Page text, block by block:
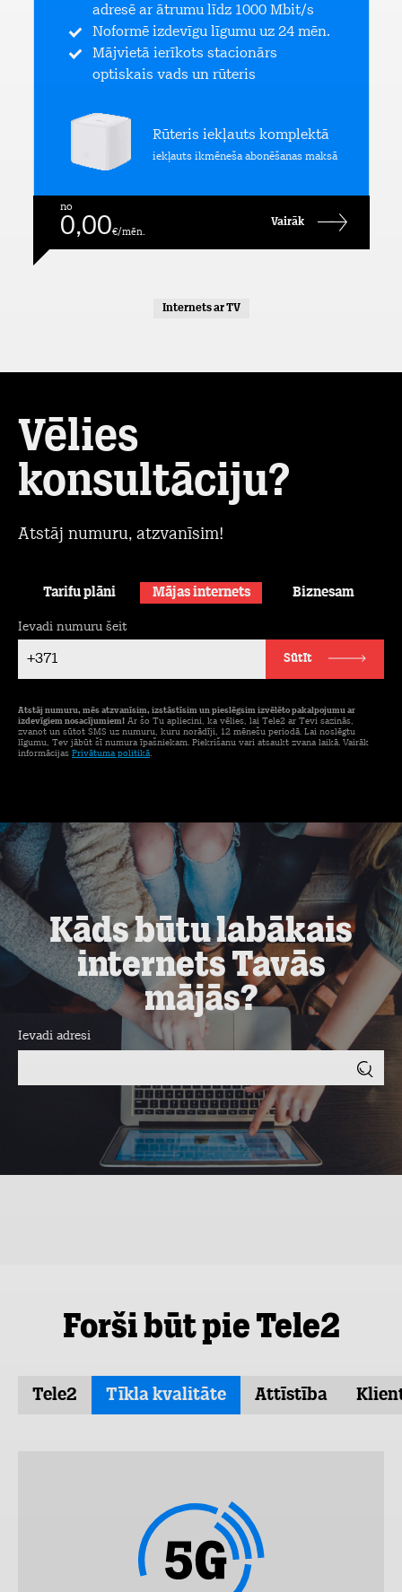
adresē ar ātrumu līdz 1000 Mbit/s
Noformē izdevīgu līgumu uz 24 mēn.
Mājvietā ierīkots stacionārs
optiskais vads un rūteris
Rūteris iekļauts komplektā
iekļauts ikmēneša abonēšanas maksā
no
0,00€/mēn.
Vairāk
Internets ar TV
Vēlies
konsultāciju?
Atstāj numuru, atzvanīsim!
Tarifu plāni Mājas internets Biznesam
+371
Ievadi numuru šeit
Sūtīt
Atstāj numuru, mēs atzvanīsim, izstāstīsim un pieslēgsim izvēlēto pakalpojumu ar
izdevīgiem nosacījumiem! Ar šo Tu apliecini, ka vēlies, lai Tele2 ar Tevi sazinās,
zvanot un sūtot SMS uz numuru, kuru norādīji, 12 mēnešu periodā. Lai noslēgtu
līgumu, Tev jābūt šī numura īpašniekam. Piekrišanu vari atsaukt zvana laikā. Vairāk
informācijas Privātuma politikā.
Kāds būtu labākais
internets Tavās
mājās?
Ievadi adresi
Forši būt pie Tele2
Tele2 Tīkla kvalitāte Attīstība